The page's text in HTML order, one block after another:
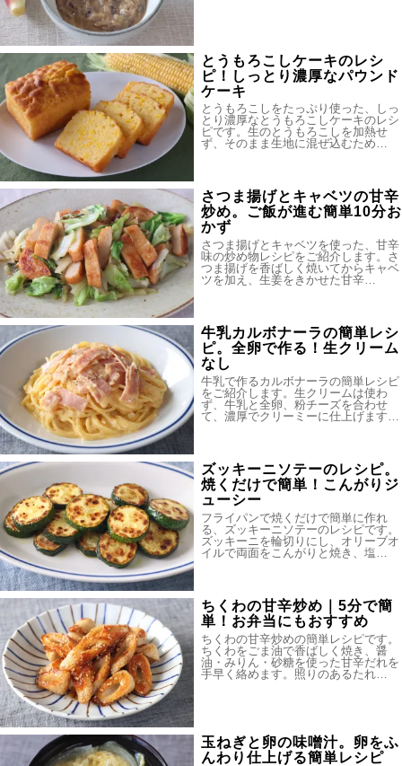
とうもろこしケーキのレシ
ピ！しっとり濃厚なパウンド
ケーキ
とうもろこしをたっぷり使った、しっ
とり濃厚なとうもろこしケーキのレシ
ピです。生のとうもろこしを加熱せ
ず、そのまま生地に混ぜ込むため…
さつま揚げとキャベツの甘辛
炒め。ご飯が進む簡単10分お
かず
さつま揚げとキャベツを使った、甘辛
味の炒め物レシピをご紹介します。さ
つま揚げを香ばしく焼いてからキャベ
ツを加え、生姜をきかせた甘辛…
牛乳カルボナーラの簡単レシ
ピ。全卵で作る！生クリーム
なし
牛乳で作るカルボナーラの簡単レシピ
をご紹介します。生クリームは使わ
ず、牛乳と全卵、粉チーズを合わせ
て、濃厚でクリーミーに仕上げます…
ズッキーニソテーのレシピ。
焼くだけで簡単！こんがりジ
ューシー
フライパンで焼くだけで簡単に作れ
る、ズッキーニソテーのレシピです。
ズッキーニを輪切りにし、オリーブオ
イルで両面をこんがりと焼き、塩…
ちくわの甘辛炒め｜5分で簡
単！お弁当にもおすすめ
ちくわの甘辛炒めの簡単レシピです。
ちくわをごま油で香ばしく焼き、醤
油・みりん・砂糖を使った甘辛だれを
手早く絡めます。照りのあるたれ…
玉ねぎと卵の味噌汁。卵をふ
んわり仕上げる簡単レシピ